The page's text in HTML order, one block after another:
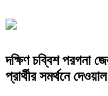
দক্ষিণ চব্বিশ পরগনা
প্রার্থীর সমর্থনে